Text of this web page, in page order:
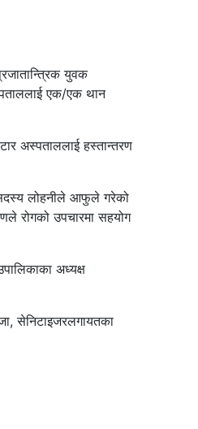
युवक
एक/एक थान
अस्पताललाई हस्तान्तरण
सदस्य लोहनीले आफुले गरेको
रोगको उपचारमा सहयोग
अध्यक्ष
सेनिटाइजरलगायतका